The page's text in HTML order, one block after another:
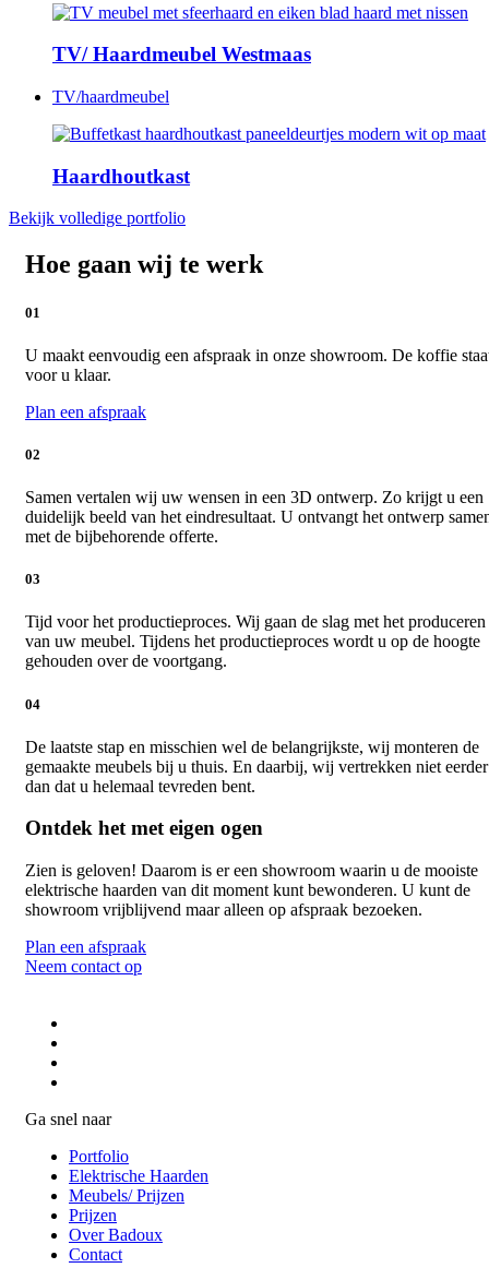
TV/ Haardmeubel Westmaas
TV/haardmeubel
Haardhoutkast
Bekijk volledige portfolio
Hoe gaan wij te werk
01
U maakt eenvoudig een afspraak in onze showroom. De koffie
voor u klaar.
Plan een afspraak
02
Samen vertalen wij uw wensen in een 3D ontwerp. Zo krijgt u een
duidelijk beeld van het eindresultaat. U ontvangt het ontwerp
met de bijbehorende offerte.
03
Tijd voor het productieproces. Wij gaan de slag met het produceren
van uw meubel. Tijdens het productieproces wordt u op de hoogte
gehouden over de voortgang.
04
De laatste stap en misschien wel de belangrijkste, wij monteren de
gemaakte meubels bij u thuis. En daarbij, wij vertrekken niet eerder
dan dat u helemaal tevreden bent.
Ontdek het met eigen ogen
Zien is geloven! Daarom is er een showroom waarin u de mooiste
elektrische haarden van dit moment kunt bewonderen. U kunt de
showroom vrijblijvend maar alleen op afspraak bezoeken.
Plan een afspraak
Neem contact op
Ga snel naar
Portfolio
Elektrische Haarden
Meubels/ Prijzen
Prijzen
Over Badoux
Contact